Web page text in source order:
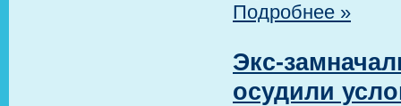
Подробнее »
Экс-
осудили